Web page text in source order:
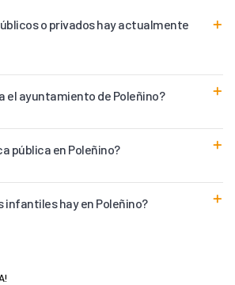
o privados hay actualmente
el ayuntamiento de Poleñino?
pública en Poleñino?
infantiles hay en Poleñino?